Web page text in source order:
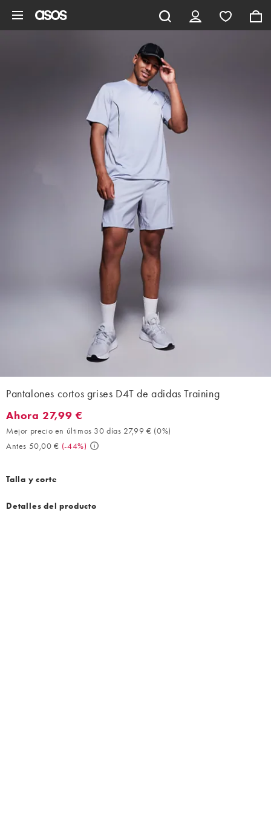
Pantalones cortos grises D4T de adidas Training
Ahora 27,99 €. Mejor precio en últimos 30 días 27,99 € (0%).
Ahora 27,99 €
Mejor precio en últimos 30 días 27,99 € (0%)
Antes 50,00 € (-44%)
Talla y corte
Detalles del producto